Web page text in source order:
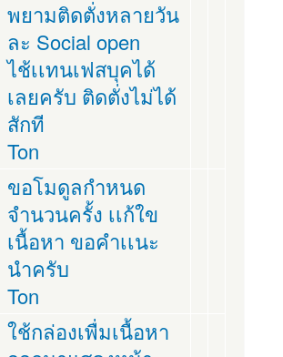
พยามติดตั่งหลายวัน
ละ Social open
ไช้เเทนเฟสบุคได้
เลยครับ ติดตั่งไม่ได้
สักที
Ton
ขอโมดูลกำหนด
จำนวนครั้ง เเก้ใข
เนื้อหา ขอคำเเนะ
นำครับ
Ton
ใช้กล่องเพื่มเนื้อหา